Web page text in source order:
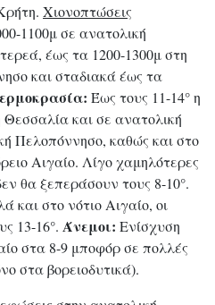
Χιονοπτώσεις
1100μ σε ανατολική
έως τα 1200-1300μ στη
και σταδιακά έως τα
Έως τους 11-14° η
και σε ανατολική
Πελοπόννησο, καθώς και στο
Αιγαίο. Λίγο χαμηλότερες
θα ξεπεράσουν τους 8-10°.
και στο νότιο Αιγαίο, οι
13-16°. Άνεμοι: Ενίσχυση
στα 8-9 μποφόρ σε πολλές
στα βορειοδυτικά).